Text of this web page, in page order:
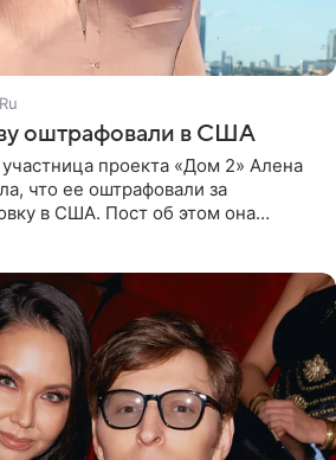
оштрафовали в США
проекта «Дом 2» Алена
что ее оштрафовали за
в США. Пост об этом она